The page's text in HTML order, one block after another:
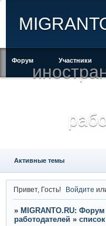
Форум Участники
Активные темы
Привет, Гость! Войдите
» MIGRANTO.RU:
работодателей »